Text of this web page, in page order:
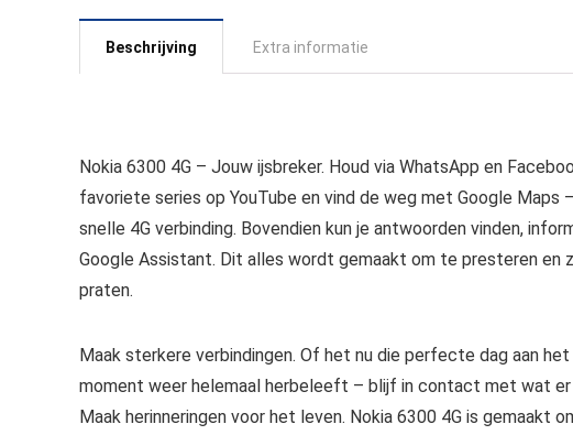
Beschrijving Extra informatie
Nokia 6300 4G – Jouw ijsbreker. Houd via WhatsApp en
favoriete series op YouTube en vind de weg met Google
snelle 4G verbinding. Bovendien kun je antwoorden vinden,
Google Assistant. Dit alles wordt gemaakt om te presteren en
praten.
Maak sterkere verbindingen. Of het nu die perfecte dag aan
moment weer helemaal herbeleeft – blijf in contact met wat
Maak herinneringen voor het leven. Nokia 6300 4G is gemaakt